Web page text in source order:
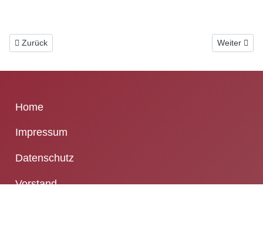
Vorheriger Beitrag: KLC 2: SG Niedertiefenbach/Dehrn II - FC
Zurück Nächster
Weiter
Home
Impressum
Datenschutz
Vorstand